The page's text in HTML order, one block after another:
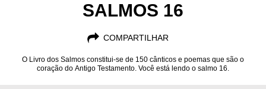
SALMOS 16
COMPARTILHAR
O Livro dos Salmos constitui-se de 150 cânticos e poemas que são o
coração do Antigo Testamento. Você está lendo o salmo 16.